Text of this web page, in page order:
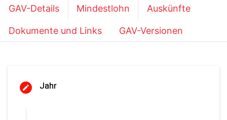
GAV-Details Mindestlohn Auskünfte
Dokumente und Links GAV-Versionen
Jahr